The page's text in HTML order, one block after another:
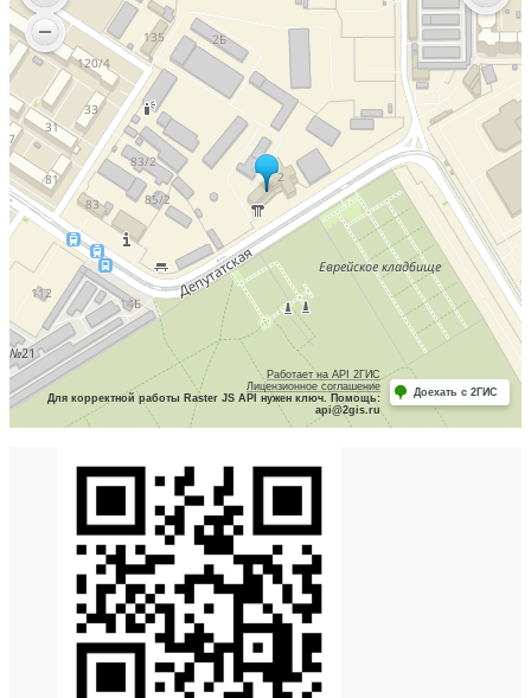
Работает на API 2ГИС
Лицензионное соглашение
Для корректной работы Raster JS API нужен ключ. Помощь:
api@2gis.ru
Доехать с 2ГИС